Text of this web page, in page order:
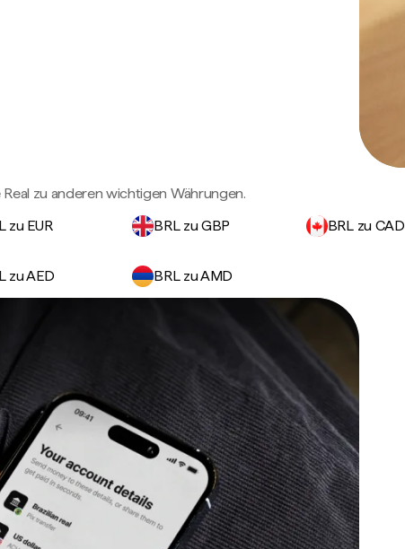
zu anderen wichtigen Währungen.
zu EUR BRL zu GBP BRL zu CAD
zu AED BRL zu AMD